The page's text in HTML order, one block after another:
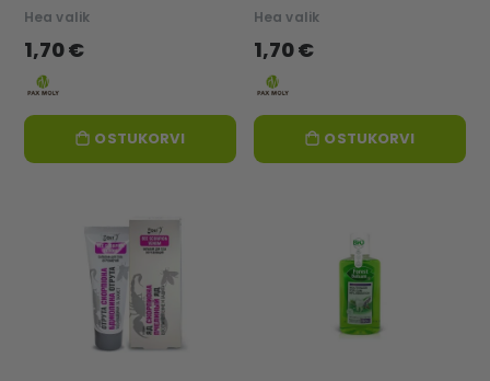
Hea valik
1,70 €
OSTUKORVI
Hea valik
1,70 €
OSTUKORVI